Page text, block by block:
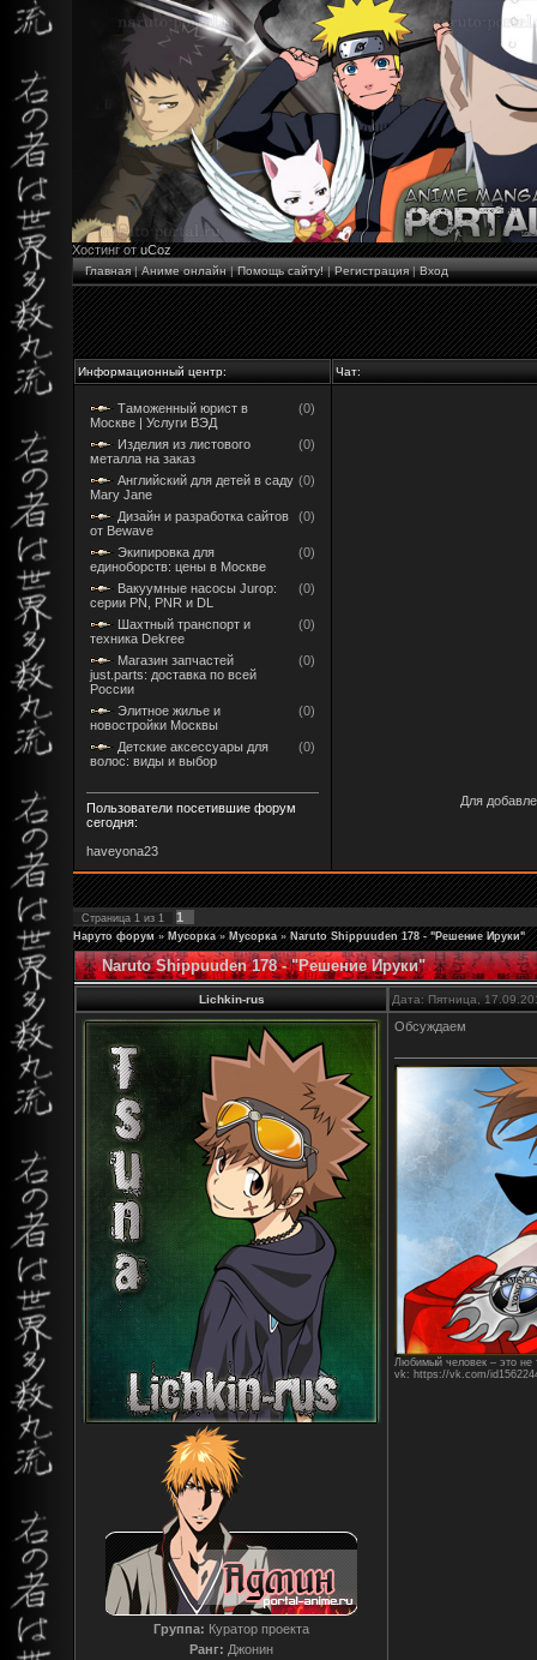
Хостинг отuCoz
Главная|Аниме онлайн|Помощь сайту!|Регистрация|Вход
Информационный центр: Чат:
Таможенный юрист в
Москве | Услуги ВЭД
(0)
Изделия из листового
металла на заказ
(0)
Английский для детей в саду
Mary Jane
(0)
Дизайн и разработка сайтов
от Bewave
(0)
Экипировка для
единоборств: цены в Москве
(0)
Вакуумные насосы Jurop:
серии PN, PNR и DL
(0)
Шахтный транспорт и
техника Dekree
(0)
Магазин запчастей
just.parts: доставка по всей
России
(0)
Элитное жилье и
новостройки Москвы
(0)
Детские аксессуары для
волос: виды и выбор
(0)
Пользователи посетившие форум
сегодня:
haveyona23
Для
Страница 1 из 1 1
Наруто форум » Мусорка » Мусорка » Naruto Shippuuden 178 - "Решение Ируки"
Naruto Shippuuden 178 - "Решение Ируки"
Lichkin-rus Дата: Пятница,
Группа: Куратор проекта
Ранг: Джонин
Обсуждаем
Любимый человек – это не
vk: https://vk.com/